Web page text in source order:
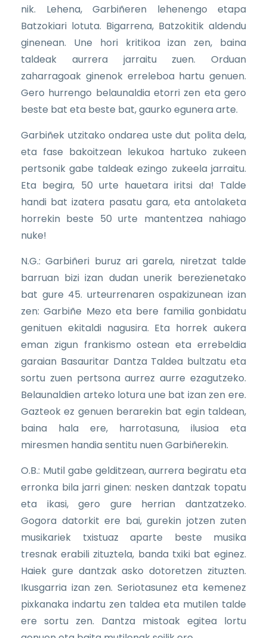
nik. Lehena, Garbiñeren lehenengo etapa
Batzokiari lotuta. Bigarrena, Batzokitik aldendu
ginenean. Une hori kritikoa izan zen, baina
taldeak aurrera jarraitu zuen. Orduan
zaharragoak ginenok erreleboa hartu genuen.
Gero hurrengo belaunaldia etorri zen eta gero
beste bat eta beste bat, gaurko egunera arte.
Garbiñek utzitako ondarea uste dut polita dela,
eta fase bakoitzean lekukoa hartuko zukeen
pertsonik gabe taldeak ezingo zukeela jarraitu.
Eta begira, 50 urte hauetara iritsi da! Talde
handi bat izatera pasatu gara, eta antolaketa
horrekin beste 50 urte mantentzea nahiago
nuke!
N.G.: Garbiñeri buruz ari garela, niretzat talde
barruan bizi izan dudan unerik berezienetako
bat gure 45. urteurrenaren ospakizunean izan
zen: Garbiñe Mezo eta bere familia gonbidatu
genituen ekitaldi nagusira. Eta horrek aukera
eman zigun frankismo ostean eta errebeldia
garaian Basauritar Dantza Taldea bultzatu eta
sortu zuen pertsona aurrez aurre ezagutzeko.
Belaunaldien arteko lotura une bat izan zen ere.
Gazteok ez genuen berarekin bat egin taldean,
baina hala ere, harrotasuna, ilusioa eta
miresmen handia sentitu nuen Garbiñerekin.
O.B.: Mutil gabe gelditzean, aurrera begiratu eta
erronka bila jarri ginen: nesken dantzak topatu
eta ikasi, gero gure herrian dantzatzeko.
Gogora datorkit ere bai, gurekin jotzen zuten
musikariek txistuaz aparte beste musika
tresnak erabili zituztela, banda txiki bat eginez.
Haiek gure dantzak asko dotoretzen zituzten.
Ikusgarria izan zen. Seriotasunez eta kemenez
pixkanaka indartu zen taldea eta mutilen talde
ere sortu zen. Dantza mistoak egitea lortu